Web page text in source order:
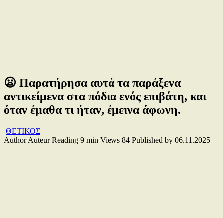
😦 Παρατήρησα αυτά τα παράξενα
αντικείμενα στα πόδια ενός επιβάτη, και
όταν έμαθα τι ήταν, έμεινα άφωνη.
ΘΕΤΙΚΟΣ
Author Auteur Reading 9 min Views 84 Published by 06.11.2025